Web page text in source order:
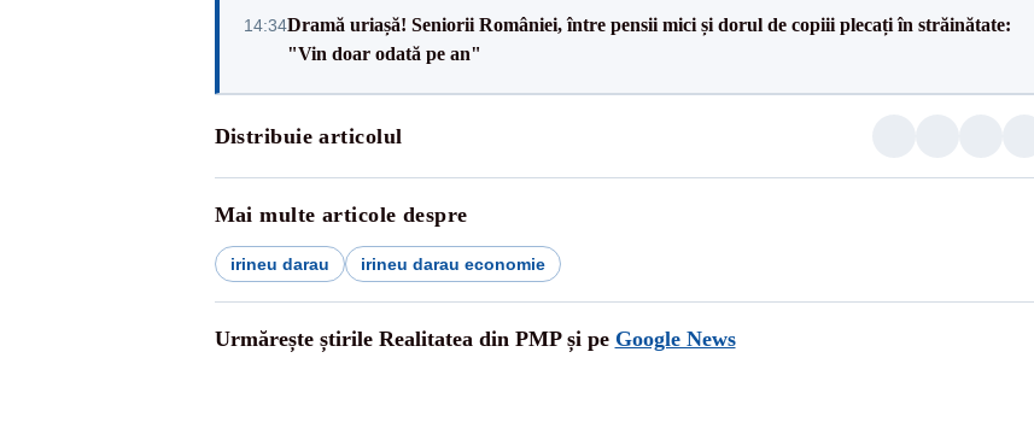
14:34Dramă uriașă! Seniorii României, între pensii mici și dorul de copiii plecați în străinătate:
"Vin doar odată pe an"
Distribuie articolul
Mai multe articole despre
irineu darau irineu darau economie
Urmărește știrile Realitatea din PMP și pe Google News